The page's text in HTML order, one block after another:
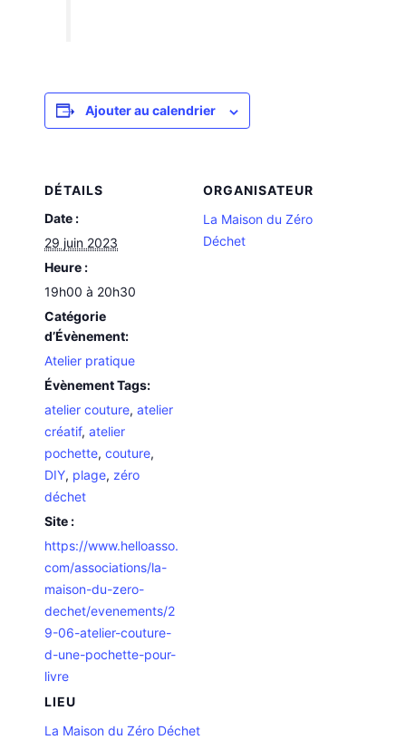
Ajouter au calendrier
DÉTAILS
Date :
29 juin 2023
Heure :
19h00 à 20h30
Catégorie
d’Évènement:
Atelier pratique
Évènement Tags:
atelier couture,atelier
créatif,atelier
pochette,couture,
DIY, plage,zéro
déchet
Site :
https://www.helloasso.
com/associations/la-
maison-du-zero-
dechet/evenements/2
9-06-atelier-couture-
d-une-pochette-pour-
livre
LIEU
La Maison du Zéro Déchet
ORGANISATEUR
La Maison du Zéro
Déchet